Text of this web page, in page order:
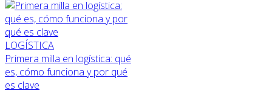
LOGÍSTICA
Primera milla en logística: qué
es, cómo funciona y por qué
es clave